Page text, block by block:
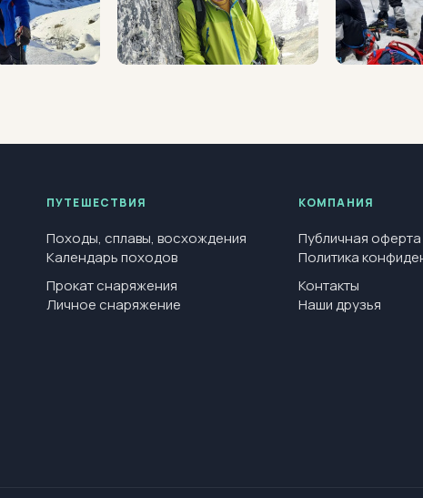
ПУТЕШЕСТВИЯ
Походы, сплавы, восхождения
Календарь походов
Прокат снаряжения
Личное снаряжение
КОМПАНИЯ
Публичная оферта
Политика
Контакты
Наши друзья